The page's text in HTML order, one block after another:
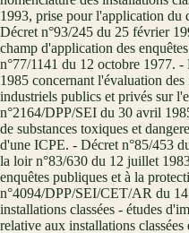
1993, prise pour l'application du
Décret n°93/245 du 25 février
champ d'application des
n°77/1141 du 12 octobre 1977.
1985 concernant l'évaluation
industriels publics et privés sur
n°2164/DPP/SEI du 30 avril
de substances toxiques et
d'une ICPE. - Décret n°85/453
la loir n°83/630 du 12 juillet
enquêtes publiques et à la
n°4094/DPP/SEI/CET/AR du
installations classées - études
relative aux installations